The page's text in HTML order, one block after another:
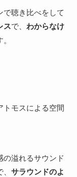
聴き比べをして
スで、 わからなけ
トモスによる空間
溢れるサウンド
サラウンドのよ